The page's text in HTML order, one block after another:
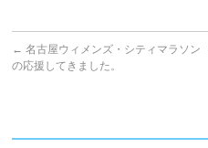
← 名古屋ウィメンズ・シティマラソン
の応援してきました。